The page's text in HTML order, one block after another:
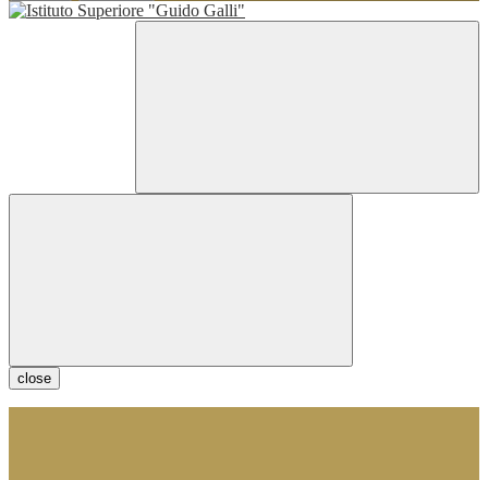
close